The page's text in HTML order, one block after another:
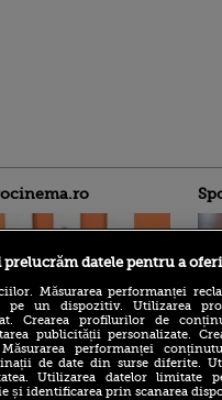
intense pentru
Stan! Iubita lui,
l-a făcut tată!
datele pentru a
Măsurarea performanței
pe un dispozitiv. Utilizarea
Crearea profilurilor de
publicității personalizate.
performanței
de date din surse diferite.
Utilizarea datelor limitate
și identificarea prin scanarea